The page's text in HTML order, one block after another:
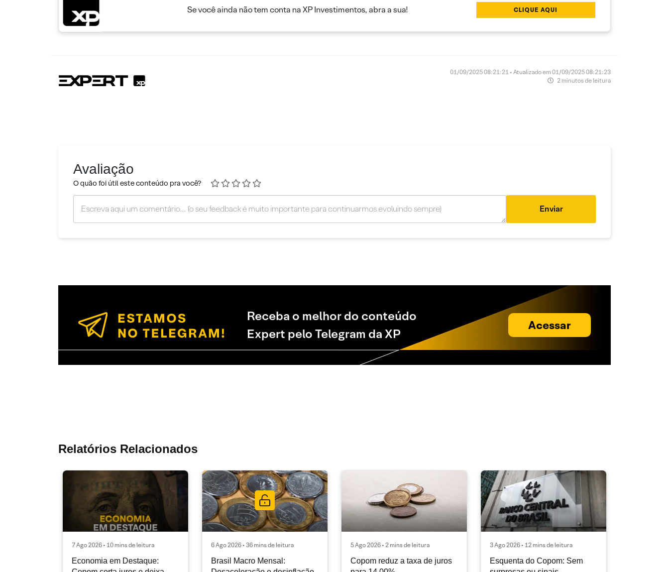
Se você ainda não tem conta na XP Investimentos, abra a sua! CLIQUE AQUI
01/09/2025 08:21:21 • Atualizado em 01/09/2025 08:21:23
2 minutos de leitura
Avaliação
O quão foi útil este conteúdo pra você?
Enviar
Receba o melhor do conteúdo
Expert pelo Telegram da XP
Acessar
Relatórios Relacionados
7 Ago 2026 • 10 mins de leitura
Economia em Destaque:
6 Ago 2026 • 36 mins de leitura
Brasil Macro Mensal:
5 Ago 2026 • 2 mins de leitura
Copom reduz a taxa de juros
3 Ago 2026 • 12 mins de leitura
Esquenta do Copom: Sem